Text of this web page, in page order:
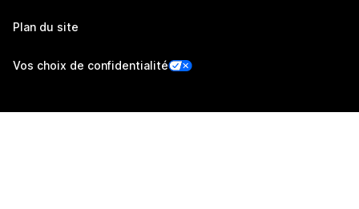
Plan du site
Vos choix de confidentialité